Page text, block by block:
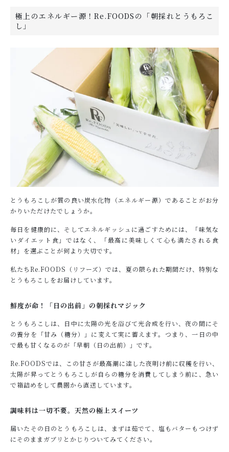
極上のエネルギー源！Re.FOODSの「朝採れとうもろこ
し」
とうもろこしが質の良い炭水化物（エネルギー源）であることがお分
かりいただけたでしょうか。
毎日を健康的に、そしてエネルギッシュに過ごすためには、「味気な
いダイエット食」ではなく、「最高に美味しくて心も満たされる食
材」を選ぶことが何より大切です。
私たちRe.FOODS（リフーズ）では、夏の限られた期間だけ、特別な
とうもろこしをお届けしています。
鮮度が命！「日の出前」の朝採れマジック
とうもろこしは、日中に太陽の光を浴びて光合成を行い、夜の間にそ
の養分を「甘み（糖分）」に変えて実に蓄えます。つまり、一日の中
で最も甘くなるのが「早朝（日の出前）」です。
Re.FOODSでは、この甘さが最高潮に達した夜明け前に収穫を行い、
太陽が昇ってとうもろこしが自らの糖分を消費してしまう前に、急い
で箱詰めをして農園から直送しています。
調味料は一切不要。天然の極上スイーツ
届いたその日のとうもろこしは、まずは茹でて、塩もバターもつけず
にそのままガブリとかじりついてみてください。